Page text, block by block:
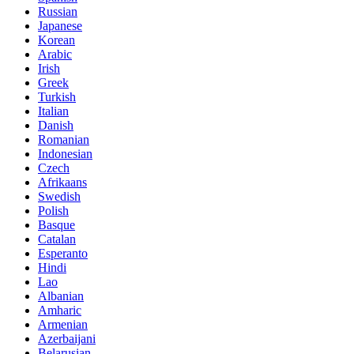
Russian
Japanese
Korean
Arabic
Irish
Greek
Turkish
Italian
Danish
Romanian
Indonesian
Czech
Afrikaans
Swedish
Polish
Basque
Catalan
Esperanto
Hindi
Lao
Albanian
Amharic
Armenian
Azerbaijani